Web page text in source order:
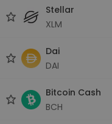
Stellar
XLM
Dai
DAI
Bitcoin Cash
BCH